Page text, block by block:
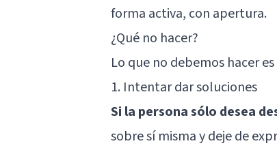
forma activa, con apertura.
¿Qué no hacer?
Lo que no debemos hacer
1. Intentar dar soluciones
Si la persona sólo desea
sobre sí misma y deje de